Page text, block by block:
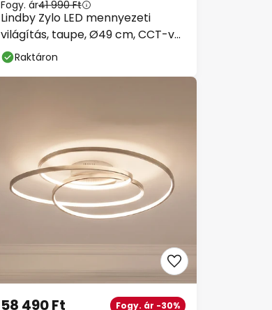
Lindby Zylo LED mennyezeti
világítás, taupe, Ø49 cm, CCT-vel
dimmelhető
Fogy. ár41 990 Ft
Raktáron
58 490 Ft Fogy. ár -30%